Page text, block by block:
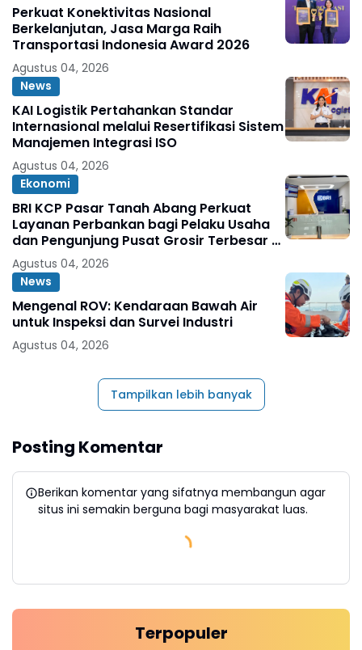
Perkuat Konektivitas Nasional
Berkelanjutan, Jasa Marga Raih
Transportasi Indonesia Award 2026
Agustus 04, 2026
News
KAI Logistik Pertahankan Standar
Internasional melalui Resertifikasi Sistem
Manajemen Integrasi ISO
Agustus 04, 2026
Ekonomi
BRI KCP Pasar Tanah Abang Perkuat
Layanan Perbankan bagi Pelaku Usaha
dan Pengunjung Pusat Grosir Terbesar di
Indonesia
Agustus 04, 2026
News
Mengenal ROV: Kendaraan Bawah Air
untuk Inspeksi dan Survei Industri
Agustus 04, 2026
Tampilkan lebih banyak
Posting Komentar
Berikan komentar yang sifatnya membangun agar
situs ini semakin berguna bagi masyarakat luas.
Terpopuler